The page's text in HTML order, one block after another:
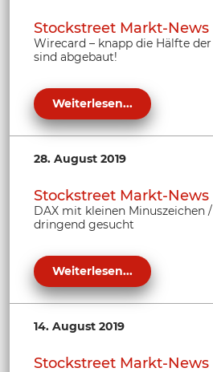
Stockstreet Markt-News
Wirecard – knapp die Hälfte
sind abgebaut!
Weiterlesen...
28. August 2019
Stockstreet Markt-News
DAX mit kleinen Minuszeichen
dringend gesucht
Weiterlesen...
14. August 2019
Stockstreet Markt-News